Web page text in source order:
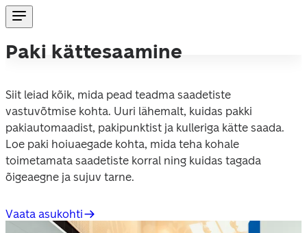
Paki kättesaamine
Siit leiad kõik, mida pead teadma saadetiste
vastuvõtmise kohta. Uuri lähemalt, kuidas pakki
pakiautomaadist, pakipunktist ja kulleriga kätte saada.
Loe paki hoiuaegade kohta, mida teha kohale
toimetamata saadetiste korral ning kuidas tagada
õigeaegne ja sujuv tarne.
Vaata asukohti